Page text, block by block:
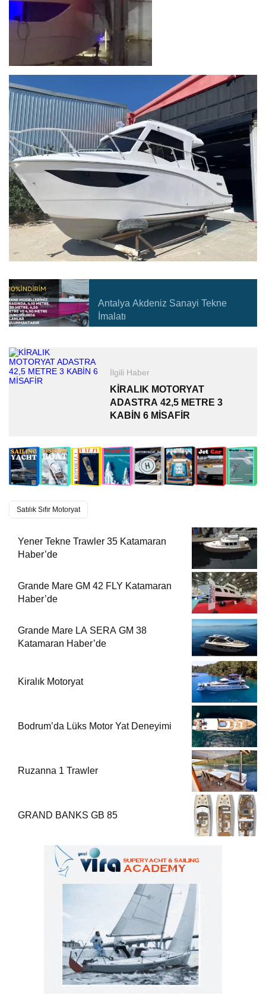
Antalya Akdeniz Sanayi Tekne
İmalatı
İlgili Haber
KİRALIK MOTORYAT
ADASTRA 42,5 METRE 3
KABİN 6 MİSAFİR
Satılık Sıfır Motoryat
Yener Tekne Trawler 35 Katamaran
Haber’de
Grande Mare GM 42 FLY Katamaran
Haber’de
Grande Mare LA SERA GM 38
Katamaran Haber’de
Kiralık Motoryat
Bodrum’da Lüks Motor Yat Deneyimi
Ruzanna 1 Trawler
GRAND BANKS GB 85